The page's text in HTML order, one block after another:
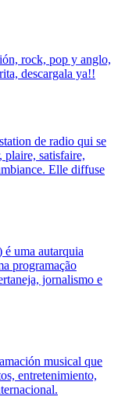
rock, pop y anglo,
descargala ya!!
de radio qui se
satisfaire,
Elle diffuse
uma autarquia
programação
jornalismo e
musical que
entretenimiento,